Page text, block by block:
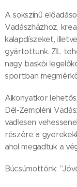
A sokszínű
Vadászházhoz,
kalapdíszeket,
gyártottunk. ZIL
nagy baskói
sportban
Alkonyatkor
Dél-Zempléni
vadlesen
részére a
ahol megadtuk a
Búcsúmottónk: